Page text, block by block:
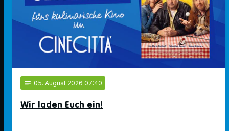
notes 05. August 2026 07:40
Wir laden Euch ein!